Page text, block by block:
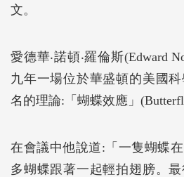
文。
愛德華‧諾頓‧羅倫斯(Edward
九年一場位於華盛頓的美國
名的理論:「蝴蝶效應」
在會議中他說道:「一隻蝴蝶
多蝴蝶跟著一起輕拍翅膀。